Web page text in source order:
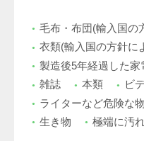
毛布・布団(輸入国の
衣類(輸入国の方針に
製造後5年経過した家
雑誌
本類 ビ
ライターなど危険な物
生き物
極端に汚